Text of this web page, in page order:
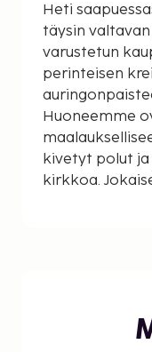
Heti
täysin
varustetun
perinteisen
Huoneemme
kivetyt polut
kirkkoa.